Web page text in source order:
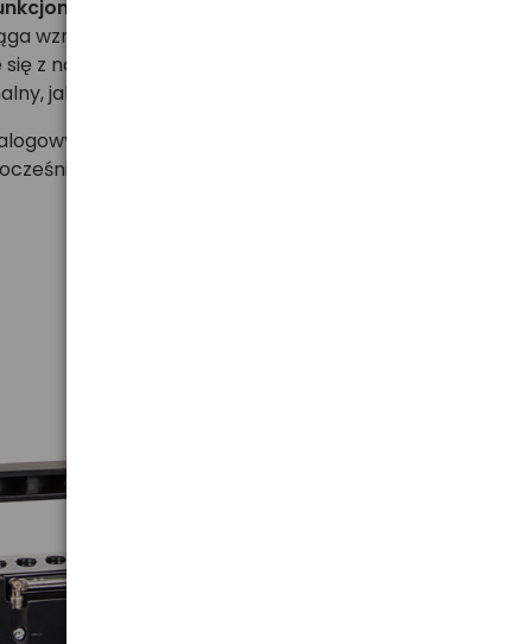
wzrok i nadaje elegancji każdemu wnętrzu. Styl
z nowoczesną technologią, tworząc produkt,
jak i dekoracyjny.
wskaźnik pasma nadają urządzeniu
zapewniają intuicyjną obsługę.